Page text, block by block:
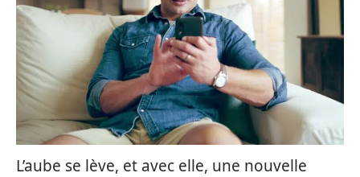
L’aube se lève, et avec elle, une nouvelle